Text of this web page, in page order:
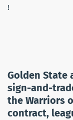
!
Golden State
sign-and-
the Warriors
contract,